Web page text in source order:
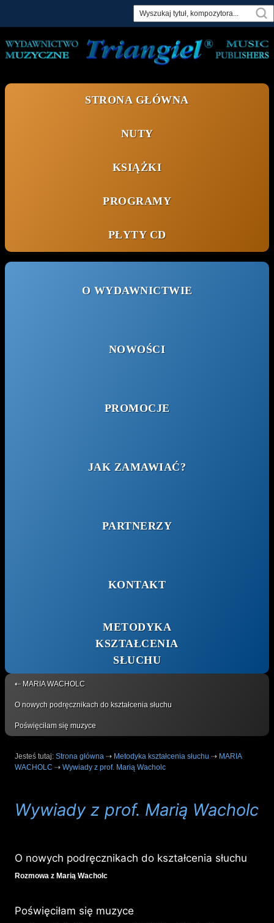
content
STRONA GŁÓWNA
NUTY
KSIĄŻKI
PROGRAMY
PŁYTY CD
O WYDAWNICTWIE
NOWOŚCI
PROMOCJE
JAK ZAMAWIAĆ?
PARTNERZY
KONTAKT
METODYKA
KSZTAŁCENIA
SŁUCHU
⇠ MARIA WACHOLC
O nowych podręcznikach do kształcenia słuchu
Poświęciłam się muzyce
Jesteś tutaj: Strona główna ⇢ Metodyka kształcenia słuchu ⇢ MARIA
WACHOLC ⇢ Wywiady z prof. Marią Wacholc
Wywiady z prof. Marią Wacholc
O nowych podręcznikach do kształcenia słuchu
Rozmowa z Marią Wacholc
Poświęciłam się muzyce